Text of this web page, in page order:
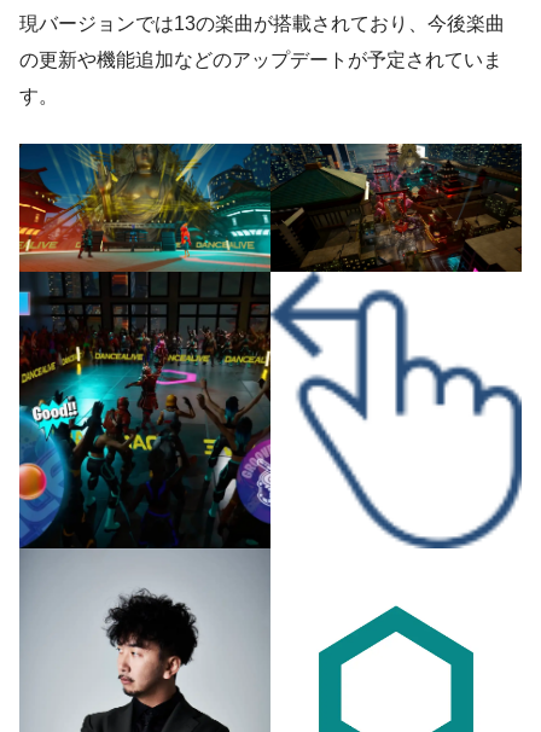
現バージョンでは13の楽曲が搭載されており、今後楽曲
の更新や機能追加などのアップデートが予定されていま
す。